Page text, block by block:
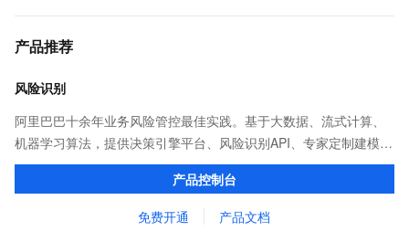
产品推荐
风险识别
阿里巴巴十余年业务风险管控最佳实践。基于大数据、流式计算、
机器学习算法，提供决策引擎平台、风险识别API、专家定制建模等
多维风控服务，一站式解决企业在用户注册、运营活动、交易、信
贷审核等关键业务中所遇到的欺诈问题。
产品控制台
免费开通 产品文档